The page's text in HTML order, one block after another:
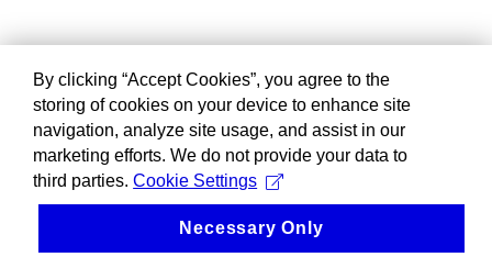
By clicking “Accept Cookies”, you agree to the
storing of cookies on your device to enhance site
navigation, analyze site usage, and assist in our
marketing efforts. We do not provide your data to
third parties. Cookie Settings
Necessary Only